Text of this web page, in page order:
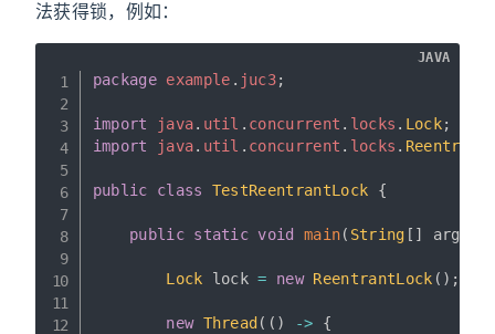
法获得锁，例如：
package example . juc3;
import java. util . concurrent . locks . Lock;
import
java. util . concurrent . locks .
public class TestReentrantLock {
public static void main( String [ ] args
Lock lock = new ReentrantLock ( ) ;
new Thread ( ( ) ->
{
JAVA